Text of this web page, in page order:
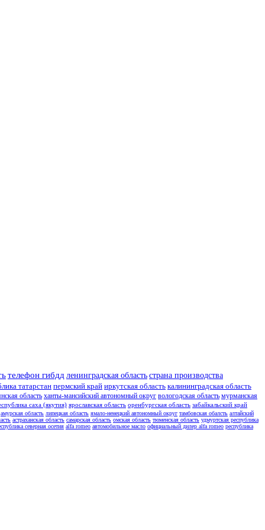
телефон гибдд ленинградская область страна производства
татарстан пермский край иркутская область калининградская область
область ханты-мансийский автономный округ вологодская область мурманская
саха (якутия) ярославская область оренбургская область забайкальский край
амурская область липецкая область ямало-ненецкий автономный округ тамбовская обалсть алтайский
астраханская область самарская область омская область тюменская область удмуртская республика
северная осетия alfa romeo автомобильное масло официальный дилер alfa romeo республика